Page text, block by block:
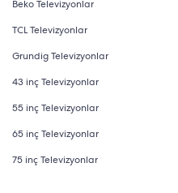
Beko Televizyonlar
TCL Televizyonlar
Grundig Televizyonlar
43 inç Televizyonlar
55 inç Televizyonlar
65 inç Televizyonlar
75 inç Televizyonlar